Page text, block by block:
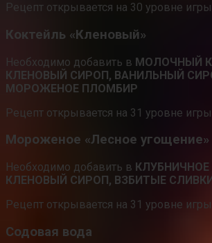
Рецепт открывается на 30 уровне игры
Коктейль «Кленовый»
Необходимо добавить в МОЛОЧНЫЙ
КЛЕНОВЫЙ СИРОП, ВАНИЛЬНЫЙ
МОРОЖЕНОЕ ПЛОМБИР
Рецепт открывается на 31 уровне игры
Мороженое «Лесное угощение»
Необходимо добавить в
КЛЕНОВЫЙ СИРОП, ВЗБИТЫЕ
Рецепт открывается на 31 уровне игры
Содовая вода